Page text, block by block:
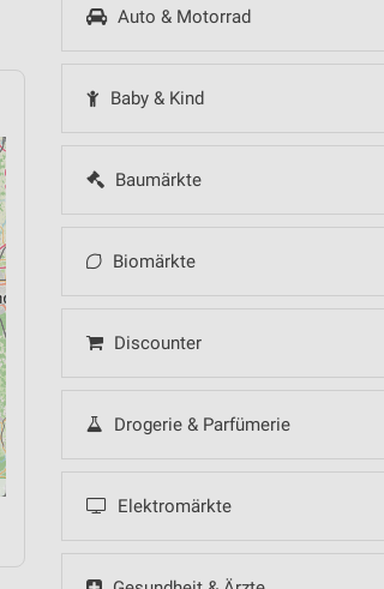
Auto & Motorrad
Baby & Kind
Baumärkte
Biomärkte
Discounter
Drogerie & Parfümerie
Elektromärkte